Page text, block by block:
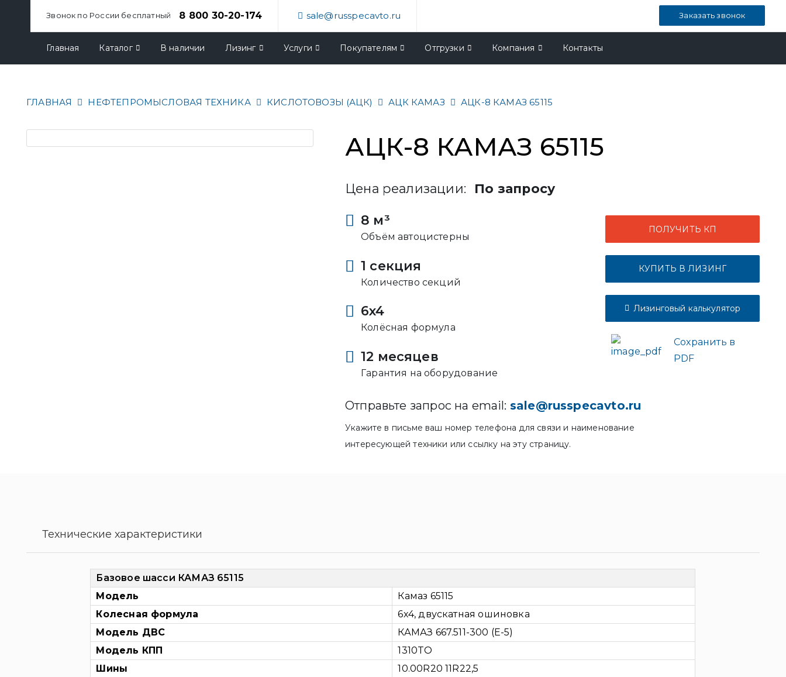
Звонок по России бесплатный 8 800 30-20-174 sale@russpecavto.ru Заказать звонок
Главная Каталог В наличии Лизинг Услуги Покупателям Отгрузки Компания Контакты
ГЛАВНАЯ НЕФТЕПРОМЫСЛОВАЯ ТЕХНИКА КИСЛОТОВОЗЫ (АЦК) АЦК КАМАЗ АЦК-8 КАМАЗ 65115
АЦК-8 КАМАЗ 65115
Цена реализации: По запросу
Объём автоцистерны
8 м³
Количество секций
1 секция
Колёсная формула
6x4
Гарантия на оборудование
12 месяцев
ПОЛУЧИТЬ КП
КУПИТЬ В ЛИЗИНГ
Лизинговый калькулятор
Сохранить в
PDF
Отправьте запрос на email: sale@russpecavto.ru
Укажите в письме ваш номер телефона для связи и наименование
интересующей техники или ссылку на эту страницу.
Технические характеристики
Базовое шасси КАМАЗ 65115
Модель
Камаз 65115
Колесная формула
6х4, двускатная ошиновка
Модель ДВС
КАМАЗ 667.511-300 (Е-5)
Модель КПП
1310TO
Шины
10.00R20 11R22,5